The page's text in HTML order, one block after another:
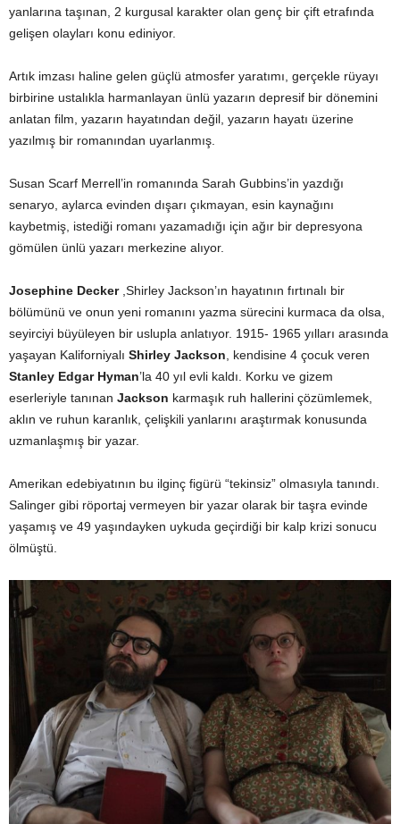
yanlarına taşınan, 2 kurgusal karakter olan genç bir çift etrafında
gelişen olayları konu ediniyor.
Artık imzası haline gelen güçlü atmosfer yaratımı, gerçekle rüyayı
birbirine ustalıkla harmanlayan ünlü yazarın depresif bir dönemini
anlatan film, yazarın hayatından değil, yazarın hayatı üzerine
yazılmış bir romanından uyarlanmış.
Susan Scarf Merrell’in romanında Sarah Gubbins’in yazdığı
senaryo, aylarca evinden dışarı çıkmayan, esin kaynağını
kaybetmiş, istediği romanı yazamadığı için ağır bir depresyona
gömülen ünlü yazarı merkezine alıyor.
Josephine Decker,Shirley Jackson’ın hayatının fırtınalı bir
bölümünü ve onun yeni romanını yazma sürecini kurmaca da olsa,
seyirciyi büyüleyen bir uslupla anlatıyor. 1915- 1965 yılları arasında
yaşayan Kaliforniyalı Shirley Jackson, kendisine 4 çocuk veren
Stanley Edgar Hyman’la 40 yıl evli kaldı. Korku ve gizem
eserleriyle tanınan Jackson karmaşık ruh hallerini çözümlemek,
aklın ve ruhun karanlık, çelişkili yanlarını araştırmak konusunda
uzmanlaşmış bir yazar.
Amerikan edebiyatının bu ilginç figürü “tekinsiz” olmasıyla tanındı.
Salinger gibi röportaj vermeyen bir yazar olarak bir taşra evinde
yaşamış ve 49 yaşındayken uykuda geçirdiği bir kalp krizi sonucu
ölmüştü.